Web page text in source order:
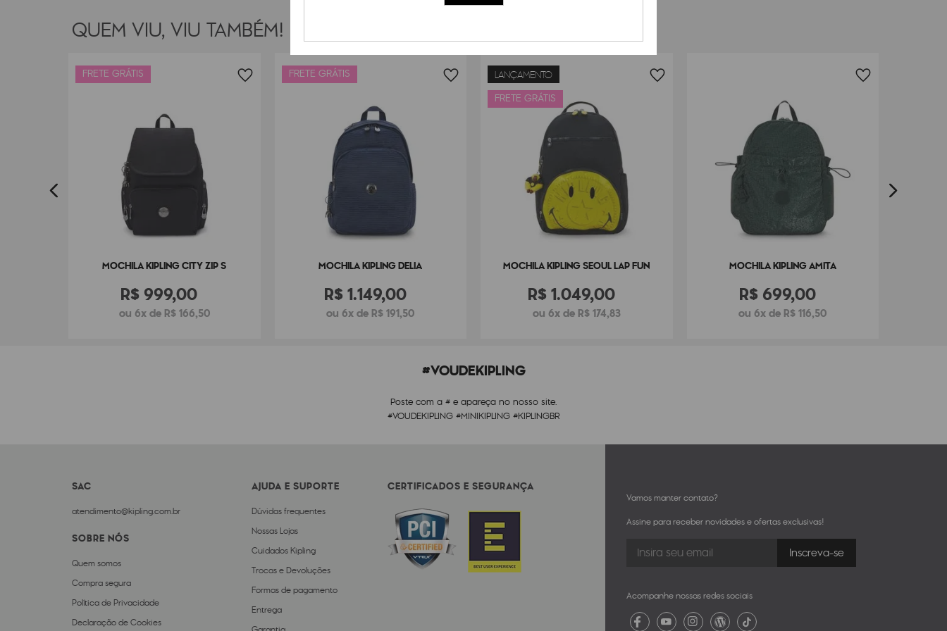
QUEM VIU, VIU TAMBÉM!
FRETE GRÁTIS
MOCHILA KIPLING CITY ZIP S
R$ 999,00
ou 6x de R$ 166,50
FRETE GRÁTIS
MOCHILA KIPLING DELIA
R$1.149,00
ou 6x de R$ 191,50
LANÇAMENTO
FRETE GRÁTIS
MOCHILA KIPLING SEOUL LAP FUN
R$1.049,00
ou 6x de R$ 174,83
MOCHILA KIPLING AMITA
R$ 699,00
ou 6x de R$ 116,50
#VOUDEKIPLING
Poste com a # e apareça no nosso site.
#VOUDEKIPLING #MINIKIPLING #KIPLINGBR
SAC
atendimento@kipling.com.br
SOBRE NÓS
Quem somos
Compra segura
Política de Privacidade
Declaração de Cookies
AJUDA E SUPORTE
Dúvidas frequentes
Nossas Lojas
Cuidados Kipling
Trocas e Devoluções
Formas de pagamento
Entrega
CERTIFICADOS E SEGURANÇA
Vamos manter contato?
Assine para receber novidades e ofertas exclusivas!
Acompanhe nossas redes sociais